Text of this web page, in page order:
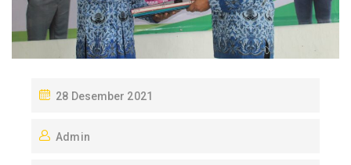
P
S
28 Desember 2021
Admin